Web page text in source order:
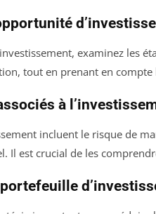
examinez les
tout en prenant en
à
incluent le risque de
Il est crucial de les